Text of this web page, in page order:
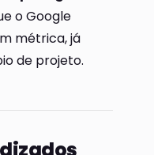
o Google
métrica, já
de projeto.